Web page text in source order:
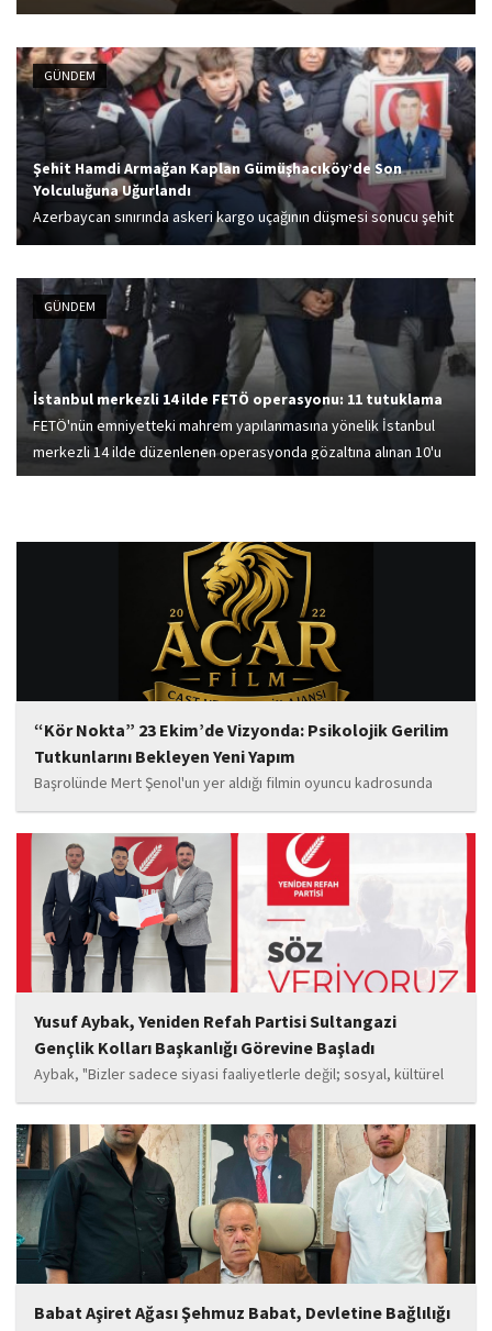
askerler, yeni yıla nöbet tutarak görevlerinin başında girdi.
GÜNDEM
Şehit Hamdi Armağan Kaplan Gümüşhacıköy’de Son
Yolculuğuna Uğurlandı
Azerbaycan sınırında askeri kargo uçağının düşmesi sonucu şehit
olan Hava Uçak Bakım Astsubay Başçavuş Hamdi Armağan Kaplan,
uğurlandı. Eşi Hülya Kaplan, oğluna başını dik...
GÜNDEM
İstanbul merkezli 14 ilde FETÖ operasyonu: 11 tutuklama
FETÖ'nün emniyetteki mahrem yapılanmasına yönelik İstanbul
merkezli 14 ilde düzenlenen operasyonda gözaltına alınan 10'u
aktif emniyet personeli 11 zanlı tutuklandı.
“Kör Nokta” 23 Ekim’de Vizyonda: Psikolojik Gerilim
Tutkunlarını Bekleyen Yeni Yapım
Başrolünde Mert Şenol'un yer aldığı filmin oyuncu kadrosunda
Esma Kıyanç, Ayşe Aktaş, Berna Kıyanç, Gökay Alpaslan Şahin,
Sema Yaldıran, Sıla Altıntaş, İsmail Akkoç, Celal Acar ve çocuk
oyuncu Görkem Akyol...
Yusuf Aybak, Yeniden Refah Partisi Sultangazi
Gençlik Kolları Başkanlığı Görevine Başladı
Aybak, "Bizler sadece siyasi faaliyetlerle değil; sosyal, kültürel
ve manevi değerleri güçlendiren çalışmalarla da gençlerimizin
yanında olacağız. Sultangazi'de birlik ve beraberlik ruhunu daha
da güçlendirecek projeleri hayata geçirmek için ekip...
Babat Aşiret Ağası Şehmuz Babat, Devletine Bağlılığı